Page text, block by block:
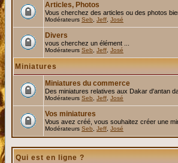
Articles, Photos
Vous cherchez des articles ou des photos
Modérateurs Seb Jeff José
Divers
vous cherchez un élément ...
Modérateurs Seb Jeff José
Miniatures
Miniatures du commerce
Des miniatures relatives aux Dakar d'antan
Modérateurs Seb Jeff José
Vos miniatures
Vous avez créé, vous souhaitez créer une
Modérateurs Seb Jeff José
Qui est en ligne ?